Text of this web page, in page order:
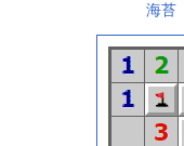
海苔